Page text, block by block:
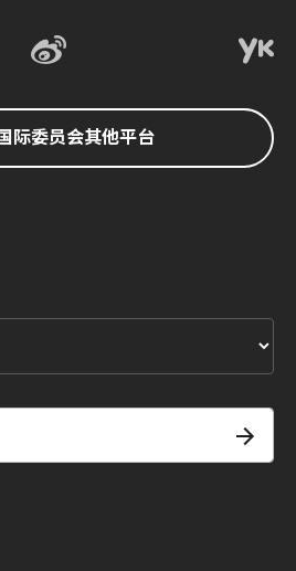
际委员会其他平台